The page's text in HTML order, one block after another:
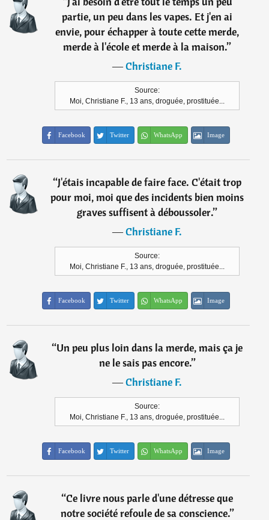
partie, un peu dans les vapes. Et j'en ai
envie, pour échapper à toute cette merde,
merde à l'école et merde à la maison.”
―Christiane F.
Source:
Moi, Christiane F., 13 ans, droguée, prostituée...
Facebook Twitter WhatsApp Image
“J'étais incapable de faire face. C'était trop
pour moi, moi que des incidents bien moins
graves suffisent à déboussoler.”
―Christiane F.
Source:
Moi, Christiane F., 13 ans, droguée, prostituée...
Facebook Twitter WhatsApp Image
“Un peu plus loin dans la merde, mais ça je
ne le sais pas encore.”
―Christiane F.
Source:
Moi, Christiane F., 13 ans, droguée, prostituée...
Facebook Twitter WhatsApp Image
“Ce livre nous parle d'une détresse que
notre société refoule de sa conscience.”